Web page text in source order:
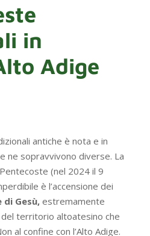
in
Adige
antiche è nota e in
ne sopravvivono diverse. La
(nel 2024 il 9
è l’accensione dei
di Gesù,estremamente
territorio altoatesino che
al confine con l’Alto Adige.